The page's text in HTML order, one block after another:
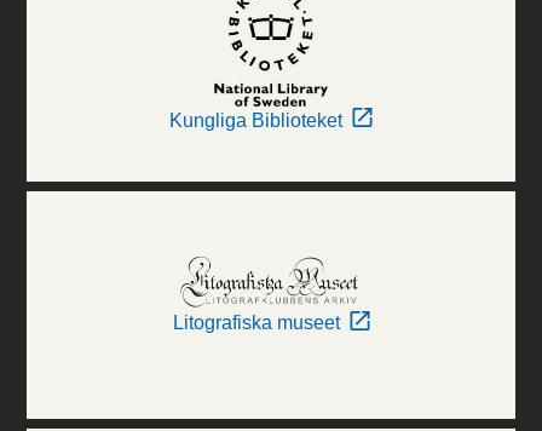
Kungliga Biblioteket
Litografiska museet